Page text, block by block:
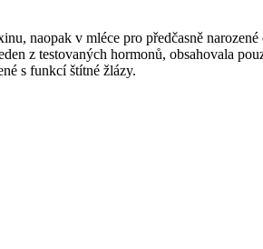
naopak v mléce pro předčasně
z testovaných hormonů, obsahovala
s funkcí štítné žlázy.